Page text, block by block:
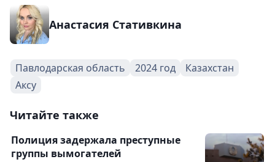
Анастасия Стативкина
Павлодарская область 2024 год
Казахстан
Аксу
Читайте также
Полиция задержала преступные
группы вымогателей